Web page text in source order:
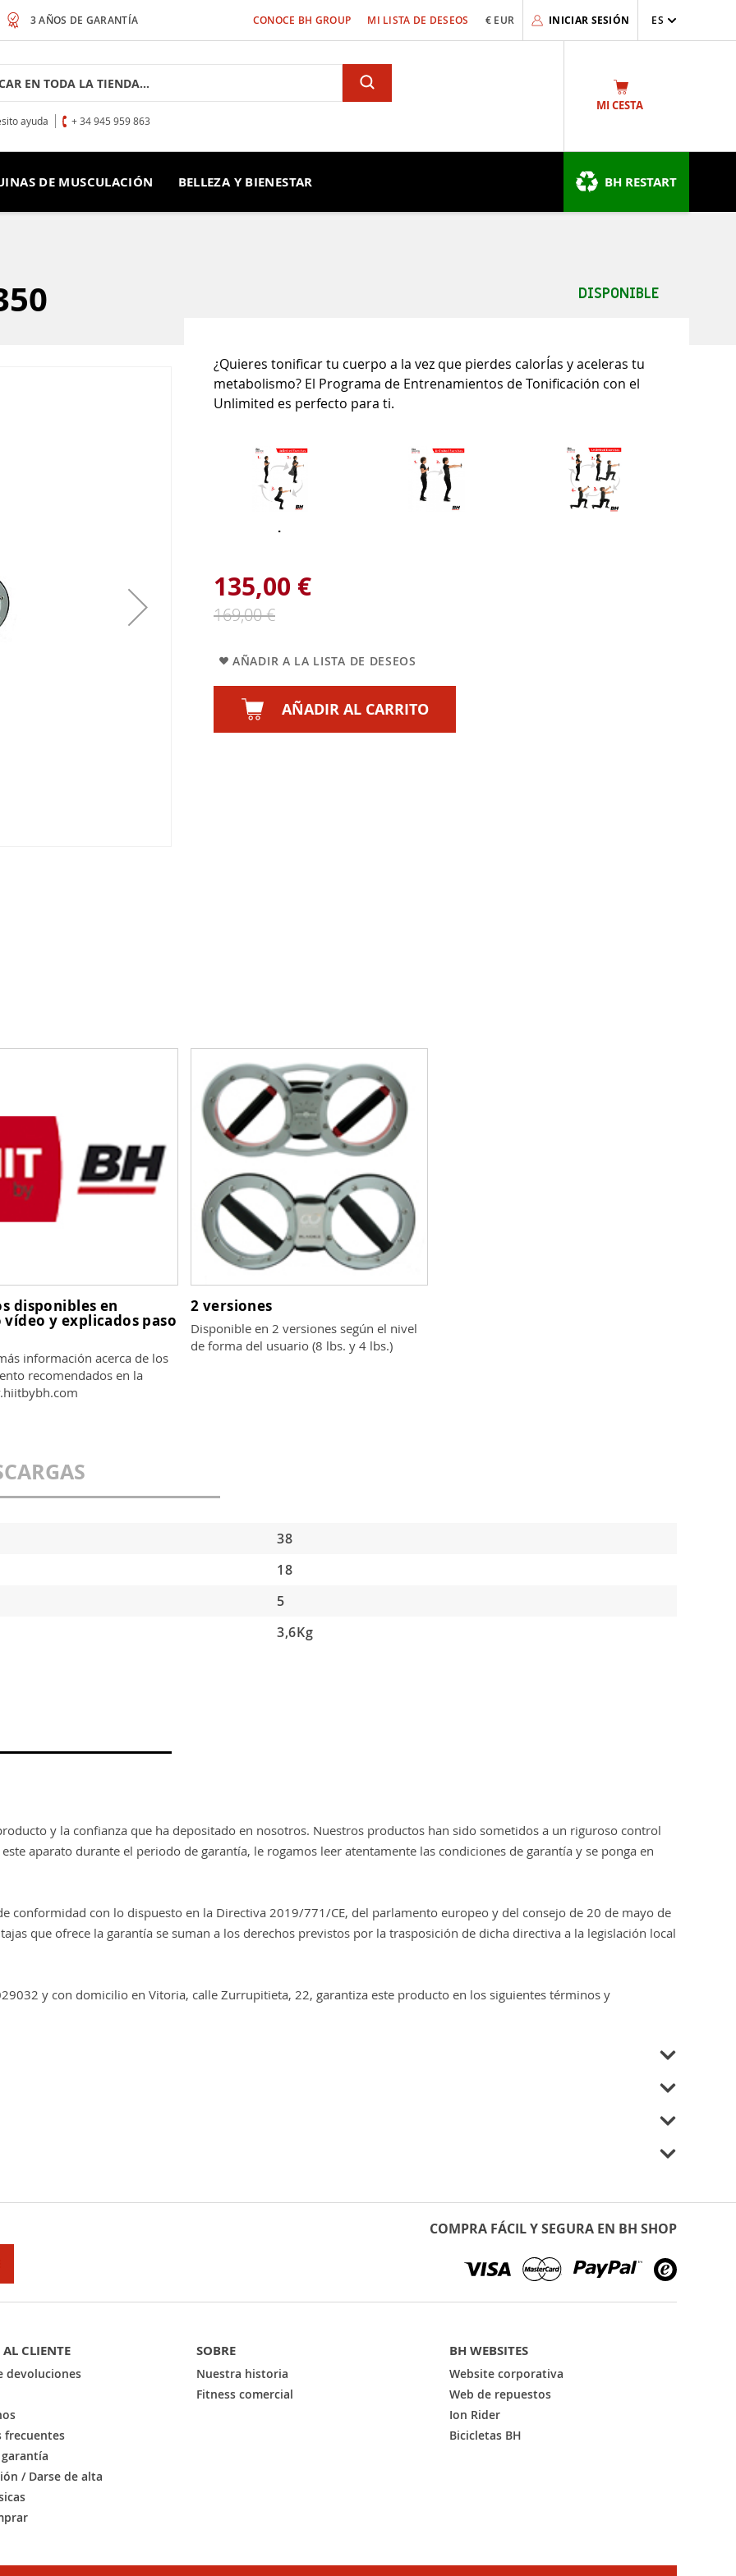
3 AÑOS DE GARANTÍA CONOCE BH GROUP MI LISTA DE DESEOS € EUR INICIAR SESIÓN ES
MI CESTA
ayuda + 34 945 959 863
DE MUSCULACIÓN BELLEZA Y BIENESTAR BH RESTART
DISPONIBLE
¿Quieres tonificar tu cuerpo a la vez que pierdes calorÍas y aceleras tu
metabolismo? El Programa de Entrenamientos de Tonificación con el
Unlimited es perfecto para ti.
.
169,00 €
135,00 €
AÑADIR A LA LISTA DE DESEOS
AÑADIR AL CARRITO
disponibles en
y explicados paso
información acerca de los
recomendados en la
2 versiones
Disponible en 2 versiones según el nivel
de forma del usuario (8 lbs. y 4 lbs.)
38
18
5
3,6Kg
producto y la confianza que ha depositado en nosotros. Nuestros productos han sido sometidos a un riguroso control
aparato durante el periodo de garantía, le rogamos leer atentamente las condiciones de garantía y se ponga en
conformidad con lo dispuesto en la Directiva 2019/771/CE, del parlamento europeo y del consejo de 20 de mayo de
que ofrece la garantía se suman a los derechos previstos por la trasposición de dicha directiva a la legislación local
y con domicilio en Vitoria, calle Zurrupitieta, 22, garantiza este producto en los siguientes términos y
COMPRA FÁCIL Y SEGURA EN BH SHOP
CLIENTE
devoluciones
frecuentes
/ Darse de alta
SOBRE
Nuestra historia
Fitness comercial
BH WEBSITES
Website corporativa
Web de repuestos
Ion Rider
Bicicletas BH